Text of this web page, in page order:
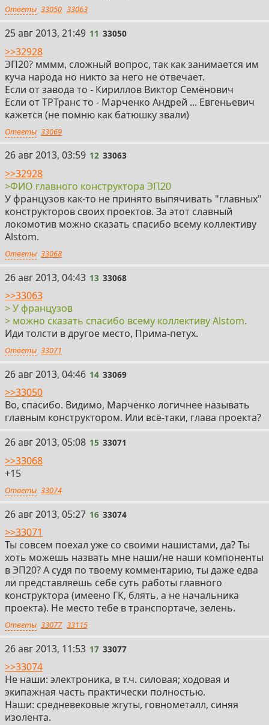
Ответы 33050 33063
11
25 авг 2013, 21:49 11 33050
>>32928
ЭП20? мммм, сложный вопрос, так как занимается им
куча народа но никто за него не отвечает.
Если от завода то - Кириллов Виктор Семёнович
Если от ТРТранс то - Марченко Андрей ... Евгеньевич
кажется (не помню как батюшку звали)
Ответы 33069
12
26 авг 2013, 03:59 12 33063
>>32928
>ФИО главного конструктора ЭП20
У французов как-то не принято выпячивать "главных"
конструкторов своих проектов. За этот славный
локомотив можно сказать спасибо всему коллективу
Alstom.
Ответы 33068
13
26 авг 2013, 04:43 13 33068
>>33063
> У французов
> можно сказать спасибо всему коллективу Alstom.
Иди толсти в другое место, Прима-петух.
Ответы 33071
14
26 авг 2013, 04:46 14 33069
>>33050
Во, спасибо. Видимо, Марченко логичнее называть
главным конструктором. Или всё-таки, глава проекта?
15
26 авг 2013, 05:08 15 33071
>>33068
+15
Ответы 33074
16
26 авг 2013, 05:27 16 33074
>>33071
Ты совсем поехал уже со своими нашистами, да? Ты
хоть можешь назвать мне наши/не наши компоненты
в ЭП20? А судя по твоему комментарию, ты даже едва
ли представляешь себе суть работы главного
конструктора (имеено ГК, блять, а не начальника
проекта). Не место тебе в транспортаче, зелень.
Ответы 33077 33115
17
26 авг 2013, 11:53 17 33077
>>33074
Не наши: электроника, в т.ч. силовая; ходовая и
экипажная часть практически полностью.
Наши: средневековые жгуты, говнометалл, синяя
изолента.